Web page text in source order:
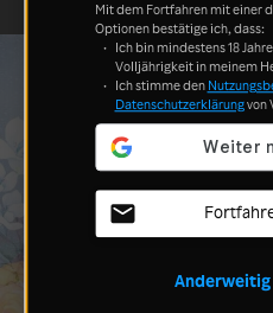
Mit dem Fortfahren mit einer
Optionen bestätige ich, dass:
Ich bin mindestens 18
Volljährigkeit in meinem
Ich stimme den
Datenschutzerklärungvon